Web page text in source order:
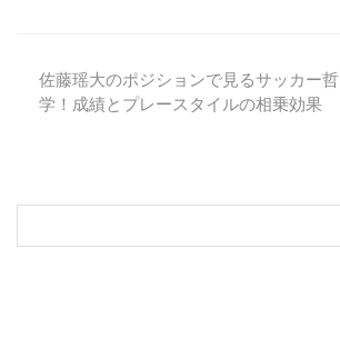
佐藤瑶大のポジションで見るサッカー哲
学！成績とプレースタイルの相乗効果